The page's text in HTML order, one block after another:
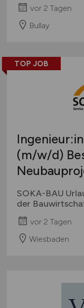
vor 2 Tagen
Bullay
TOP JOB
(m/w/d)
SOKA-BAU
der
vor 2 Tagen
Wiesbaden